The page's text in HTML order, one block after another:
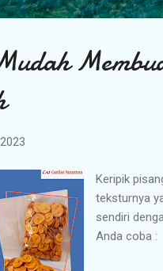
Keripik
teksturnya
sendiri
Anda coba :